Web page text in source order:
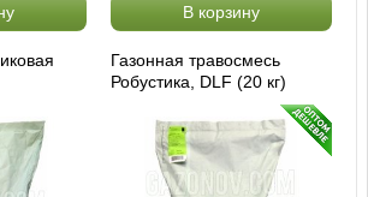
В корзину
Газонная травосмесь
Робустика, DLF (20 кг)